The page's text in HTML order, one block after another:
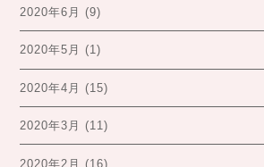
2020年6月 (9)
2020年5月 (1)
2020年4月 (15)
2020年3月 (11)
2020年2月 (16)